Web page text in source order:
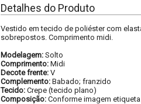
Detalhes do Produto
Vestido em tecido de poliéster com
sobrepostos. Comprimento midi.
Modelagem: Solto
Comprimento: Midi
Decote frente: V
Complemento: Babado; franzido
Tecido: Crepe (tecido plano)
Composição: Conforme imagem etiqueta